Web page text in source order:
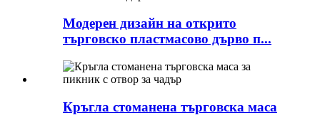
Модерен дизайн на открито
търговско пластмасово дърво п...
Кръгла стоманена търговска маса